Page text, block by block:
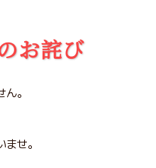
お詫び
。
せ。